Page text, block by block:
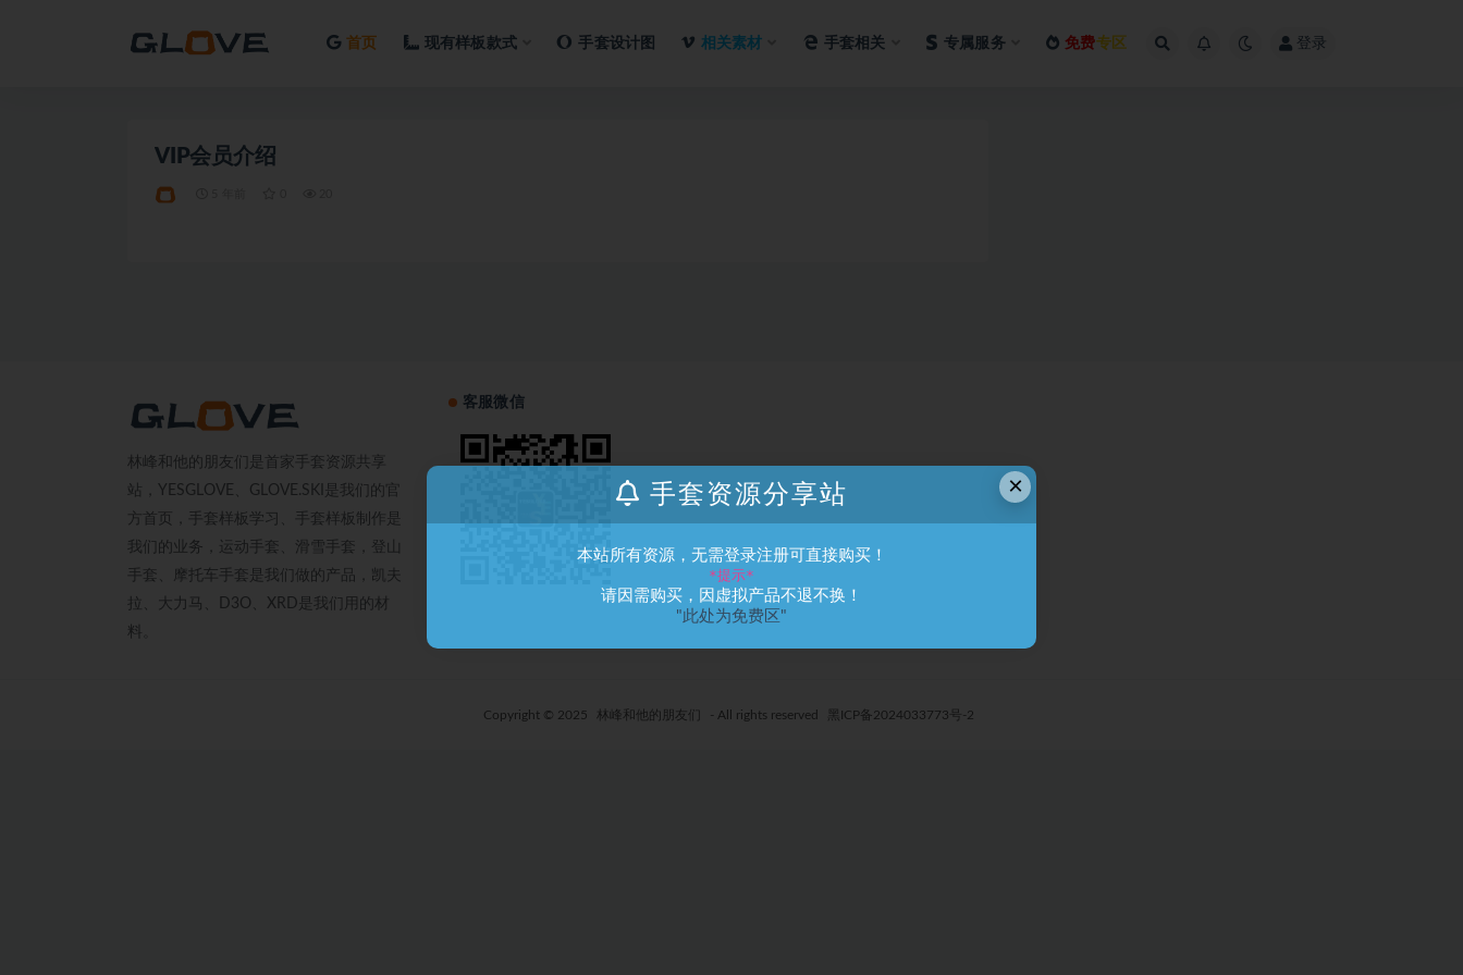
首页 现有样板款式 手套设计图 相关素材 手套相关 专属服务 免费专区 登录
VIP会员介绍
林峰和他的朋友们是首家手套资源共享
站，YESGLOVE、GLOVE.SKI是我们的官
方首页，手套样板学习、手套样板制作是
我们的业务，运动手套、滑雪手套，登山
手套、摩托车手套是我们做的产品，凯夫
拉、大力马、D3O、XRD是我们用的材
料。
客服微信
Copyright © 2025 林峰和他的朋友们 - All rights reserved 黑ICP备2024033773号-2
×
手套资源分享站
本站所有资源，无需登录注册可直接购买！
*提示*
请因需购买，因虚拟产品不退不换！
"此处为免费区"